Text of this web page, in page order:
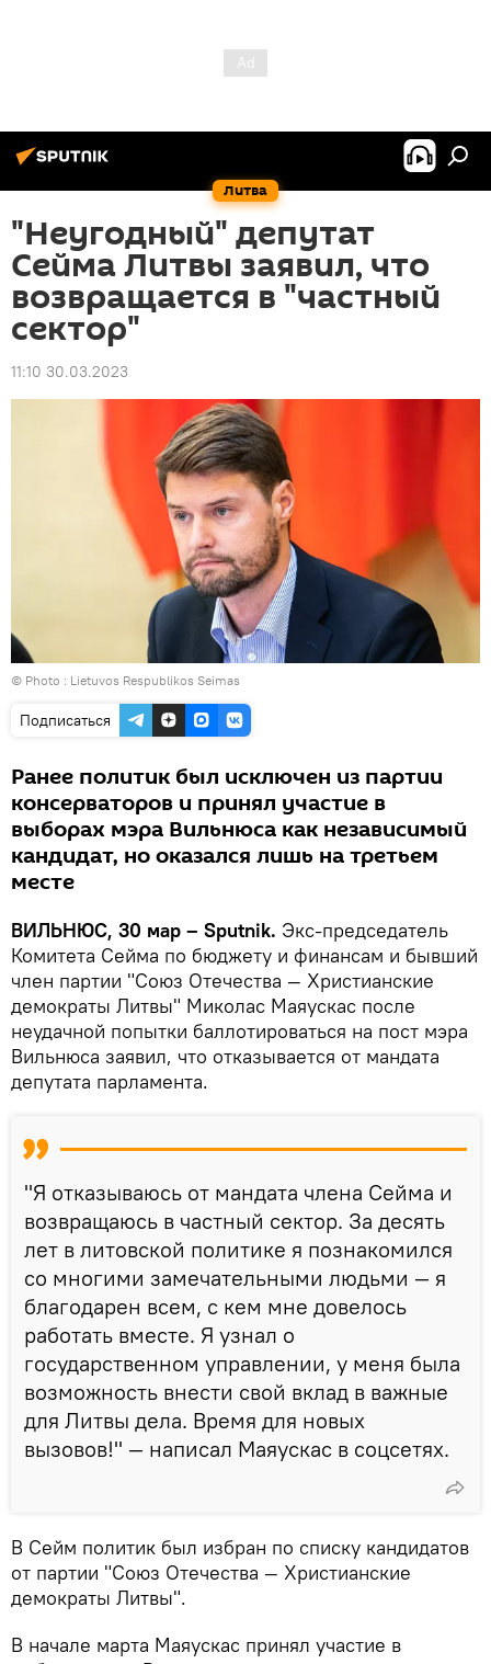
Литва
"Неугодный" депутат
Сейма Литвы заявил, что
возвращается в "частный
сектор"
11:10 30.03.2023
© Photo : Lietuvos Respublikos Seimas
Подписаться
Ранее политик был исключен из партии
консерваторов и принял участие в
выборах мэра Вильнюса как независимый
кандидат, но оказался лишь на третьем
месте
ВИЛЬНЮС, 30 мар – Sputnik. Экс-председатель
Комитета Сейма по бюджету и финансам и бывший
член партии "Союз Отечества — Христианские
демократы Литвы" Миколас Маяускас после
неудачной попытки баллотироваться на пост мэра
Вильнюса заявил, что отказывается от мандата
депутата парламента.
"Я отказываюсь от мандата члена Сейма и
возвращаюсь в частный сектор. За десять
лет в литовской политике я познакомился
со многими замечательными людьми — я
благодарен всем, с кем мне довелось
работать вместе. Я узнал о
государственном управлении, у меня была
возможность внести свой вклад в важные
для Литвы дела. Время для новых
вызовов!" — написал Маяускас в соцсетях.
В Сейм политик был избран по списку кандидатов
от партии "Союз Отечества — Христианские
демократы Литвы".
В начале марта Маяускас принял участие в